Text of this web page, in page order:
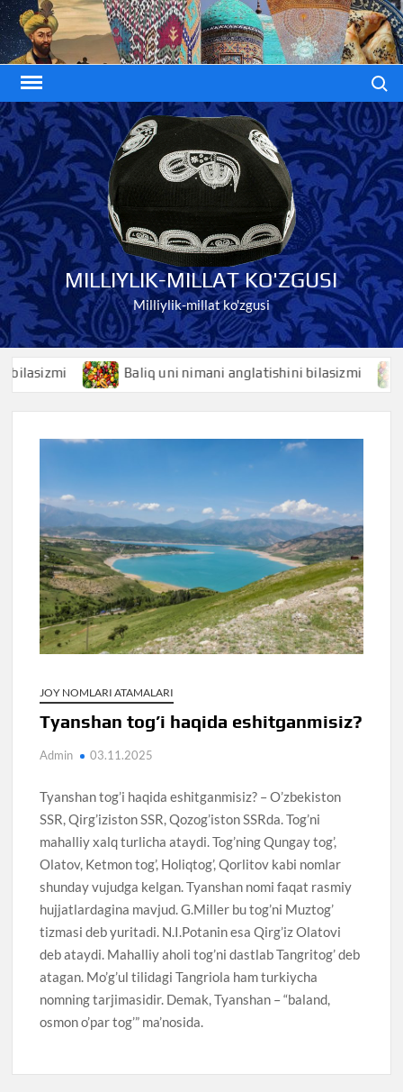
Skip
to
content
MILLIYLIK-MILLAT KO'ZGUSI
Milliylik-millat ko'zgusi
Baliq uni nimani anglatishini bilasizmi
JOY NOMLARI ATAMALARI
Tyanshan tog’i haqida eshitganmisiz?
Admin 03.11.2025
Tyanshan tog’i haqida eshitganmisiz? – O’zbekiston
SSR, Qirg’iziston SSR, Qozog’iston SSRda. Tog’ni
mahalliy xalq turlicha ataydi. Tog’ning Qungay tog’,
Olatov, Ketmon tog’, Holiqtog’, Qorlitov kabi nomlar
shunday vujudga kelgan. Tyanshan nomi faqat rasmiy
hujjatlardagina mavjud. G.Miller bu tog’ni Muztog’
tizmasi deb yuritadi. N.I.Potanin esa Qirg’iz Olatovi
deb ataydi. Mahalliy aholi tog’ni dastlab Tangritog’ deb
atagan. Mo’g’ul tilidagi Tangriola ham turkiycha
nomning tarjimasidir. Demak, Tyanshan – “baland,
osmon o’par tog’” ma’nosida.